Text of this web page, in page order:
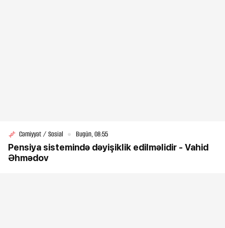
Cəmiyyət / Sosial Bugün, 08:55
Pensiya sistemində dəyişiklik edilməlidir - Vahid
Əhmədov